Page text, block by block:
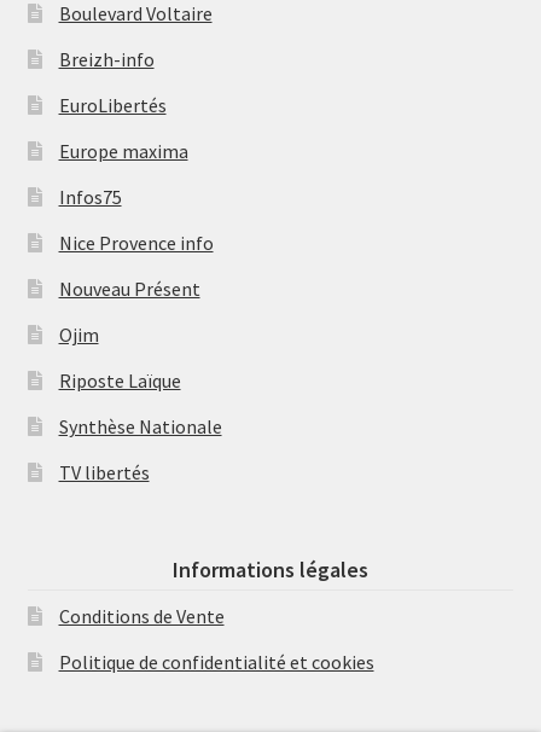
Boulevard Voltaire
Breizh-info
EuroLibertés
Europe maxima
Infos75
Nice Provence info
Nouveau Présent
Ojim
Riposte Laïque
Synthèse Nationale
TV libertés
Informations légales
Conditions de Vente
Politique de confidentialité et cookies